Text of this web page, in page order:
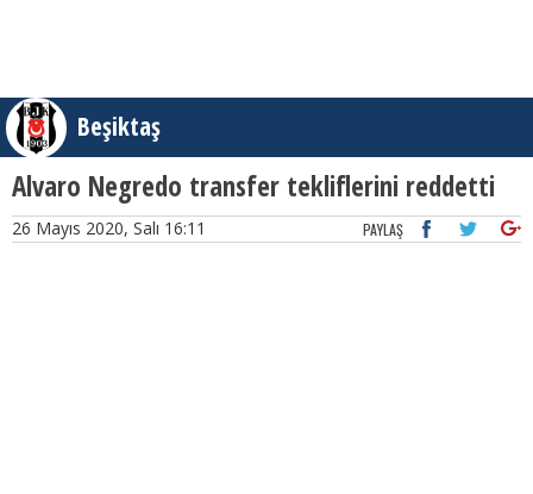
Beşiktaş
Alvaro Negredo transfer tekliflerini reddetti
26 Mayıs 2020, Salı 16:11 PAYLAŞ